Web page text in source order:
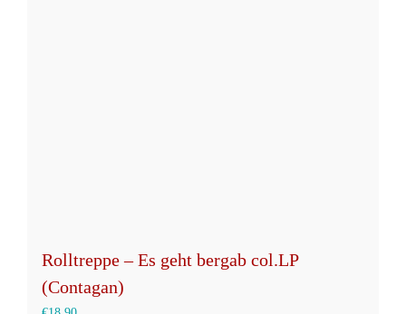
Rolltreppe – Es geht bergab col.LP
(Contagan)